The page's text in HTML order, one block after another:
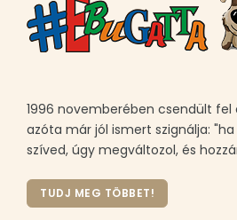
1996 novemberében csendült fel
azóta már jól ismert szignálja:
szíved, úgy megváltozol, és
TUDJ MEG TÖBBET!